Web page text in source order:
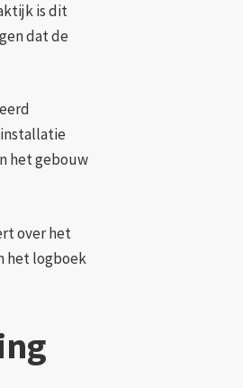
is dit
dat de
het gebouw
over het
het logboek